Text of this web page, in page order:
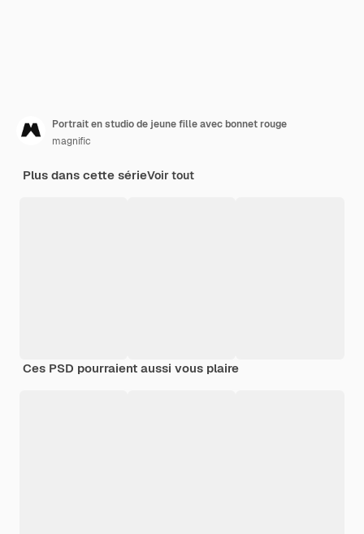
Portrait en studio de jeune fille avec bonnet rouge
magnific
Plus dans cette sérieVoir tout
Ces PSD pourraient aussi vous plaire